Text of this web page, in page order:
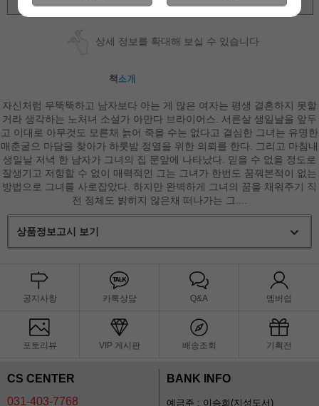
상세 정보를 확대해 보실 수 있습니다
자신처럼 무뚝뚝하고 남자보다 아는 게 많은 여자는 평생 결혼하지 못할
거라 생각하는 노처녀 소설가 아만다 브라이어스. 서른살 생일날을 앞두
고 이대로 아무것도 모른채 늙어 죽을 수는 없다고 결심한 그녀는 유명한
매춘굴으 마담을 찾아가 하룻밤 정열을 위한 의뢰를 한다. 그리고 마침내
생일날 저녁 한 남자가 그녀의 집 문앞에 나타났다. 믿을 수 없을 정도로
잘생기고 저항할 수 없이 매력적인 그는 그녀가 한번도 꿈꿔본적이 없는
방법으로 그녀를 사로잡았다. 하지만 완벽하게 그녀의 꿈을 채워주기 직
전 정체도 밝히지 않은채 떠나가는 그....
상품정보고시 보기
공지사항 카톡상담 Q&A 멤버쉽
포토리뷰 VIP 게시판 배송조회 기획전
CS CENTER
031-403-7768
BANK INFO
예금주 : 이승희(지성도서)